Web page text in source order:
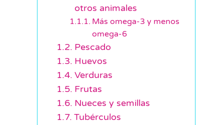
otros animales
Más omega-3 y menos
omega-6
Pescado
Huevos
Verduras
Frutas
Nueces y semillas
Tubérculos